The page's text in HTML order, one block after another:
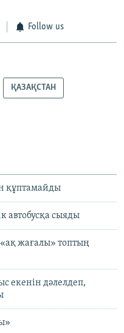
Follow us
ҚАЗАҚСТАН
құптамайды
автобусқа сыяды
жағалы» топтың
екенін дәлелдеп,